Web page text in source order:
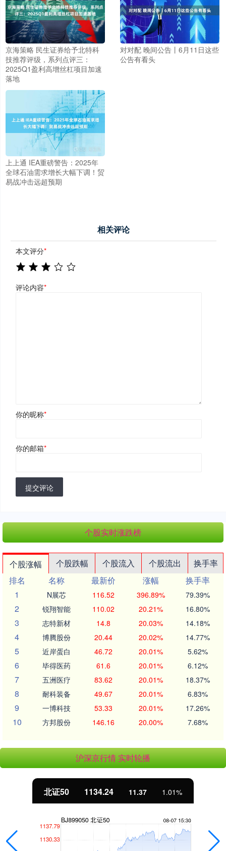
京海策略 民生证券给予北特科
技推荐评级，系列点评三：
2025Q1盈利高增丝杠项目加速
落地
对对配 晚间公告丨6月11日这些
公告有看头
上上通 IEA重磅警告：2025年
全球石油需求增长大幅下调！贸
易战冲击远超预期
相关评论
本文评分*
评论内容*
你的昵称*
你的邮箱*
提交评论
个股实时涨跌榜
个股涨幅 个股跌幅 个股流入 个股流出
换手率
排名
名称 最新价 涨幅
换手率
1
N展芯 116.52 396.89% 79.39%
2 锐翔智能 110.02 20.21% 16.80%
3 志特新材 14.8 20.03% 14.18%
4 博腾股份 20.44 20.02% 14.77%
5 近岸蛋白 46.72 20.01% 5.62%
6 毕得医药 61.6 20.01% 6.12%
7 五洲医疗 83.62 20.01% 18.37%
8 耐科装备 49.67 20.01% 6.83%
9 一博科技 53.33 20.01% 17.26%
10 方邦股份 146.16 20.00% 7.68%
沪深京行情 实时轮播
北证50 1134.24 11.37 1.01%